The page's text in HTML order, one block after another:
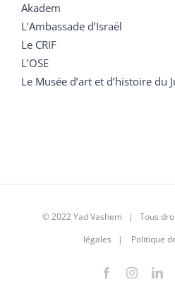
Akadem
L’Ambassade d’Israël
Le CRIF
L’OSE
Le Musée d’art et d’histoire du
© 2022 Yad Vashem | Tous
légales | Politique
Facebook